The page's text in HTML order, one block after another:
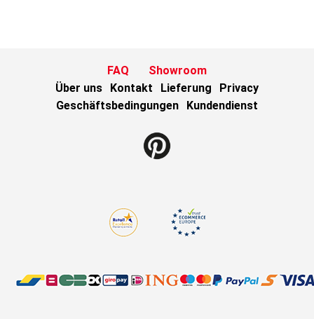
FAQ
Showroom
Über uns
Kontakt Lieferung
Privacy
Geschäftsbedingungen
Kundendienst